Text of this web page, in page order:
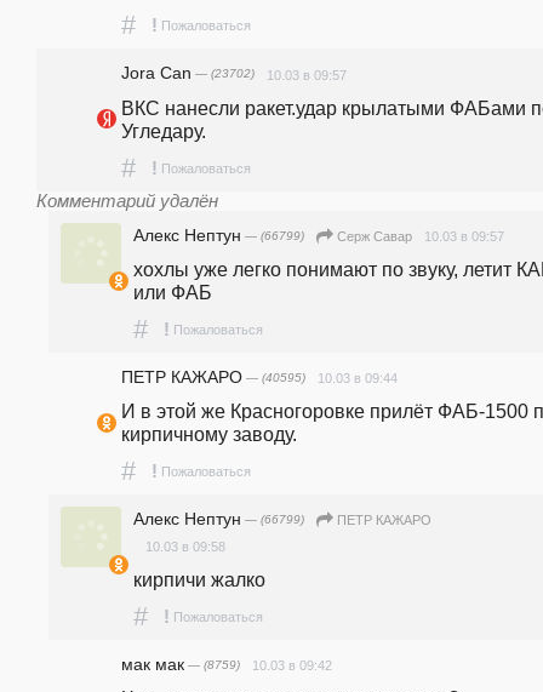
# ! Пожаловаться
Jora Can — (23702) 10.03 в 09:57
ВКС нанесли ракет.удар крылатыми ФАБами
Угледару.
# ! Пожаловаться
Комментарий удалён
Алекс Нептун — (66799) Серж Савар 10.03 в 09:57
хохлы уже легко понимают по звуку, летит
или ФАБ
# ! Пожаловаться
ПЕТР КАЖАРО — (40595) 10.03 в 09:44
И в этой же Красногоровке прилёт ФАБ-1500
кирпичному заводу.
# ! Пожаловаться
Алекс Нептун — (66799)
ПЕТР КАЖАРО
10.03 в 09:58
кирпичи жалко
# ! Пожаловаться
мак мак — (8759) 10.03 в 09:42